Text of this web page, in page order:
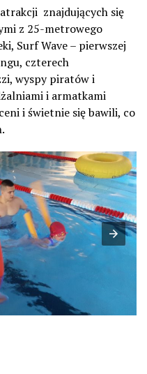
znajdujących się
z 25-metrowego
Surf Wave – pierwszej
czterech
wyspy piratów i
i armatkami
i świetnie się bawili, co